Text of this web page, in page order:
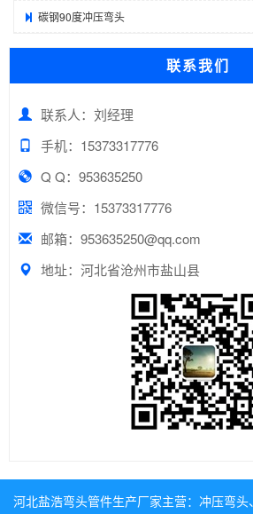
碳钢90度冲压弯头
联系我们
联系人：刘经理
手机：15373317776
Q Q：953635250
微信号：15373317776
邮箱：953635250@qq.com
地址：河北省沧州市盐山县
河北盐浩弯头管件生产厂家主营： 冲压弯头、